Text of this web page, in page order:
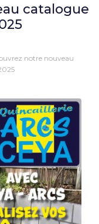
catalogue
notre nouveau